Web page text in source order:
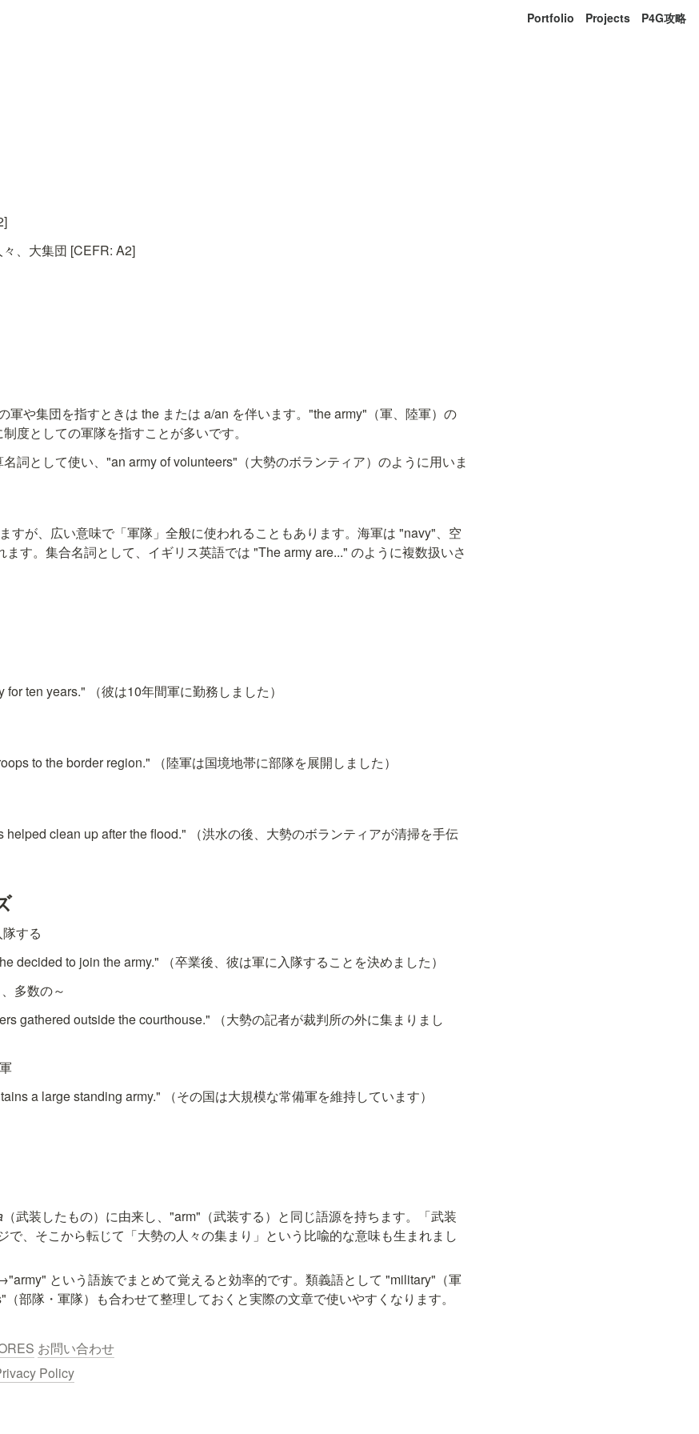
Portfolio Projects P4G攻略
々、大集団 [CEFR: A2]
軍や集団を指すときは the または a/an を伴います。"the army"（軍、陸軍）の
度としての軍隊を指すことが多いです。
詞として使い、"an army of volunteers"（大勢のボランティア）のように用いま
すが、広い意味で「軍隊」全般に使われることもあります。海軍は "navy"、空
ます。集合名詞として、イギリス英語では "The army are..." のように複数扱いさ
ten years." （彼は10年間軍に勤務しました）
to the border region." （陸軍は国境地帯に部隊を展開しました）
helped clean up after the flood." （洪水の後、大勢のボランティアが清掃を手伝
する
decided to join the army." （卒業後、彼は軍に入隊することを決めました）
多数の～
gathered outside the courthouse." （大勢の記者が裁判所の外に集まりまし
a large standing army." （その国は大規模な常備軍を維持しています）
（武装したもの）に由来し、"arm"（武装する）と同じ語源を持ちます。「武装
で、そこから転じて「大勢の人々の集まり」という比喩的な意味も生まれまし
という語族でまとめて覚えると効率的です。類義語として "military"（軍
部隊・軍隊）も合わせて整理しておくと実際の文章で使いやすくなります。
お問い合わせ
Policy